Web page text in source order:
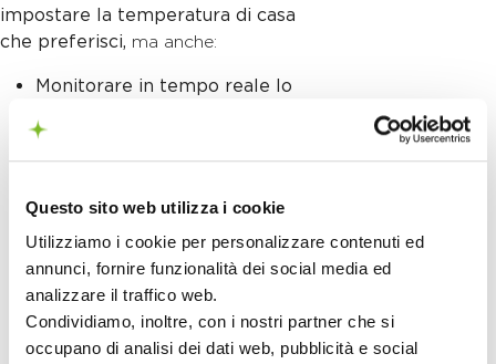
Questo sito web utilizza i cookie
Utilizziamo i cookie per personalizzare contenuti ed
annunci, fornire funzionalità dei social media ed
analizzare il traffico web.
Condividiamo, inoltre, con i nostri partner che si
occupano di analisi dei dati web, pubblicità e social
impostare la temperatura di casa
che preferisci, ma anche:
Monitorare in tempo reale lo
riscaldamento;
Ricevere avvisiin caso di
manutenzione necessaria;
Impostare una temperatura
diversa in ogni zona
dell’abitazione;
Ottimizzare al meglio i consumi
energetici.